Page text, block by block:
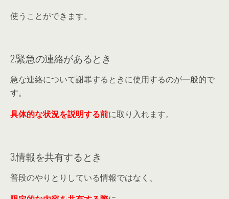
使うことができます。
2.緊急の連絡があるとき
急な連絡について謝罪するときに使用するのが一般的で
す。
具体的な状況を説明する前に取り入れます。
3.情報を共有するとき
普段のやりとりしている情報ではなく、